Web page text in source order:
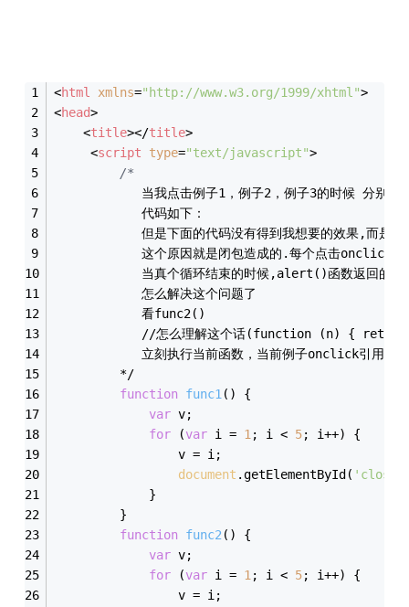
<html xmlns="http://www.w3.org/1999/xhtml">
<head>
<title></title>
<script type="text/javascript">
/*
当我点击例子1，例子2，例子3的时候 分别弹
            代码如下：
但是下面的代码没有得到我想要的效果,而是
这个原因就是闭包造成的.每个点击onclick
当真个循环结束的时候,alert()函数返回的值
            怎么解决这个问题了
            看func2()
//怎么理解这个话(function (n) {
立刻执行当前函数，当前例子onclick引用
         */
function func1 ( ) {
var v;
for (var i = 1 ; i < 5; i++) {
                 v = i;
document .getElementById(
             }
         }
function func2 ( ) {
var v;
for (var i = 1 ; i < 5; i++) {
                 v = i;